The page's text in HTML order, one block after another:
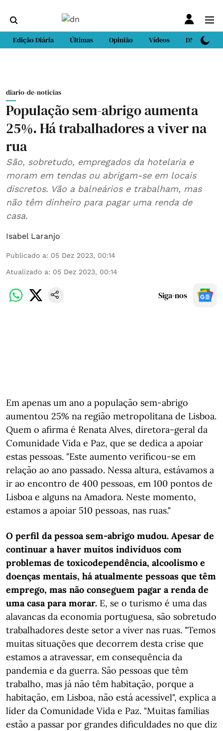
Edição Diária Últimas Opinião Vídeos DN Sport
diario-de-noticias
População sem-abrigo aumenta
25%. Há trabalhadores a viver na
rua
São, sobretudo, empregados da hotelaria e
moram em tendas ou abrigam-se em locais
discretos. Vão a balneários e trabalham, mas
não têm dinheiro para pagar uma renda de
casa.
Isabel Laranjo
Publicado a: 05 Dez 2023, 00:14
Atualizado a: 05 Dez 2023, 00:14
Siga-nos
Em apenas um ano a população sem-abrigo
aumentou 25% na região metropolitana de Lisboa.
Quem o afirma é Renata Alves, diretora-geral da
Comunidade Vida e Paz, que se dedica a apoiar
estas pessoas. "Este aumento verificou-se em
relação ao ano passado. Nessa altura, estávamos a
ir ao encontro de 400 pessoas, em 100 pontos de
Lisboa e alguns na Amadora. Neste momento,
estamos a apoiar 510 pessoas, nas ruas."
O perfil da pessoa sem-abrigo mudou. Apesar de
continuar a haver muitos indivíduos com
problemas de toxicodependência, alcoolismo e
doenças mentais, há atualmente pessoas que têm
emprego, mas não conseguem pagar a renda de
uma casa para morar. E, se o turismo é uma das
alavancas da economia portuguesa, são sobretudo
trabalhadores deste setor a viver nas ruas. "Temos
muitas situações que decorrem desta crise que
estamos a atravessar, em consequência da
pandemia e da guerra. São pessoas que têm
trabalho, mas já não têm habitação, porque a
habitação, em Lisboa, não está acessível", explica a
líder da Comunidade Vida e Paz. "Muitas famílias
estão a passar por grandes dificuldades no que diz